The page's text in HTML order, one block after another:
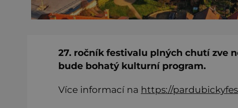
27. ročník festivalu plných chutí zve
bude bohatý kulturní program.
Více informací na https://